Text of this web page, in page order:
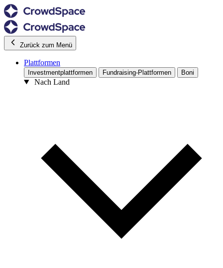
Zurück zum Menü
Plattformen
Investmentplattformen Fundraising-Plattformen Boni
Nach Land